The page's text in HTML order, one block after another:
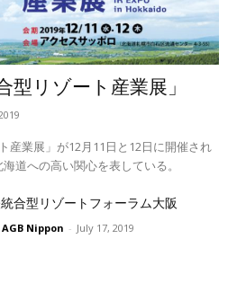
型リゾート産業展」
産業展」が12月11日と12日に開催され
道への高い関心を表している。
合型リゾートフォーラム大阪
AGB Nippon - July 17, 2019